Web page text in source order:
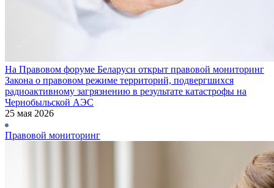
На Правовом форуме Беларуси открыт правовой мониторинг
Закона о правовом режиме территорий, подвергшихся
радиоактивному загрязнению в результате катастрофы на
Чернобыльской АЭС
25 мая 2026
Правовой мониторинг